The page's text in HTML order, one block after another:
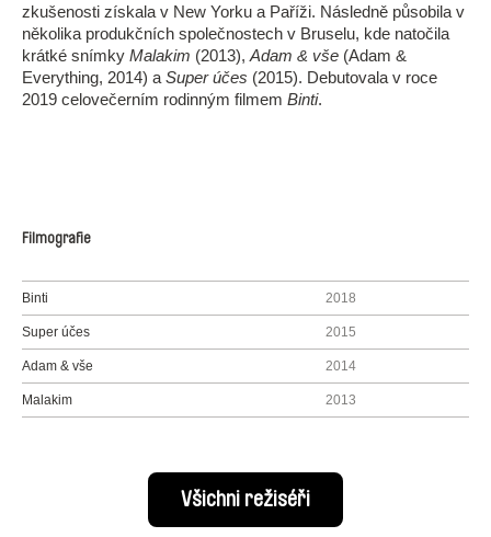
zkušenosti získala v New Yorku a Paříži. Následně působila v
několika produkčních společnostech v Bruselu, kde natočila
krátké snímky Malakim (2013), Adam & vše (Adam &
Everything, 2014) a Super účes (2015). Debutovala v roce
2019 celovečerním rodinným filmem Binti.
Filmografie
Binti 2018
Super účes 2015
Adam & vše 2014
Malakim 2013
Všichni režiséři